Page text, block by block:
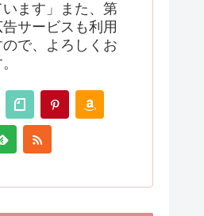
います」また、第
サービスも利用
ので、よろしくお